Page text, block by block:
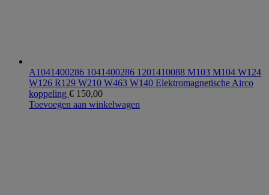
A1041400286 1041400286 1201410088 M103 M104 W124
W126 R129 W210 W463 W140 Elektromagnetische Airco
koppeling € 150,00
Toevoegen aan winkelwagen